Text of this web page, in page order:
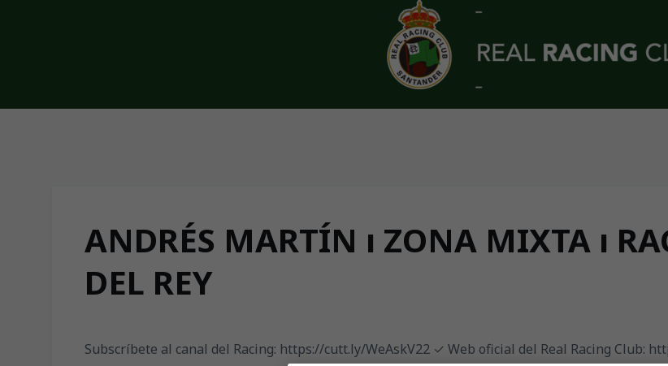
Skip to main content
ANDRÉS MARTÍN ı ZONA MIXTA ı
DEL REY
Subscríbete al canal del Racing: https://cutt.ly/WeAskV22 ✓ Web oficial del Real Racing Club: